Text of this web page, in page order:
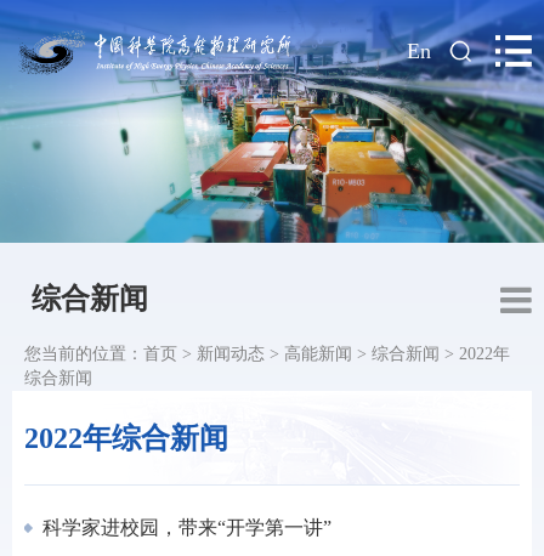
| En
综合新闻
2022年综合新闻
您当前的位置： 首页 > 新闻动态 > 高能新闻 > 综合新闻 > 2022年
综合新闻
科学家进校园，带来“开学第一讲”